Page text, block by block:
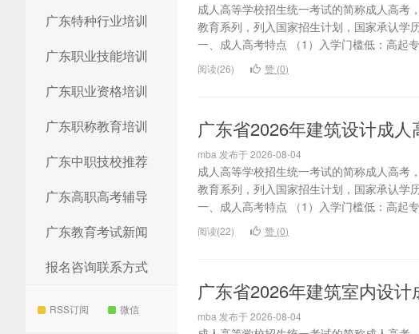
广东特种行业培训
广东职业技能培训
广东职业资格培训
广东职称教育培训
广东中职技校推荐
广东高职高考辅导
广东教育考试新闻
报名咨询联系方式
RSS订阅 微信
成人高等学校招生统一考试的简称成人高考
教育系列，列入国家招生计划，国家承认学
一、成人高考特点 （1）入学门槛低：高起
阅读(26) 赞 (0)
广东省2026年建筑设计成人
mba 发布于 2026-08-04
成人高等学校招生统一考试的简称成人高考
教育系列，列入国家招生计划，国家承认学
一、成人高考特点 （1）入学门槛低：高起
阅读(22) 赞 (0)
广东省2026年建筑室内设
mba 发布于 2026-08-04